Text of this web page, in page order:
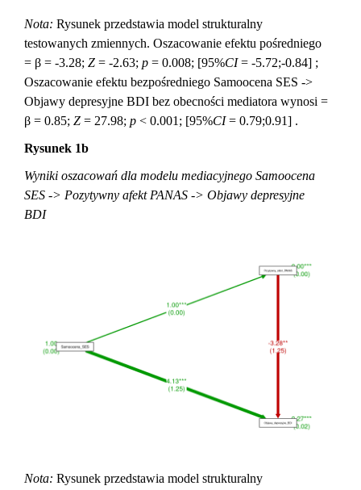
Nota: Rysunek przedstawia model strukturalny
testowanych zmiennych. Oszacowanie efektu pośredniego
= β = -3.28; Z = -2.63; p = 0.008; [95%CI= -5.72;-0.84] ;
Oszacowanie efektu bezpośredniego Samoocena SES ->
Objawy depresyjne BDI bez obecności mediatora wynosi =
β = 0.85; Z = 27.98; p < 0.001; [95%CI= 0.79;0.91] .
Rysunek 1b
Wyniki oszacowań dla modelu mediacyjnego Samoocena
SES -> Pozytywny afekt PANAS -> Objawy depresyjne
BDI
Nota: Rysunek przedstawia model strukturalny